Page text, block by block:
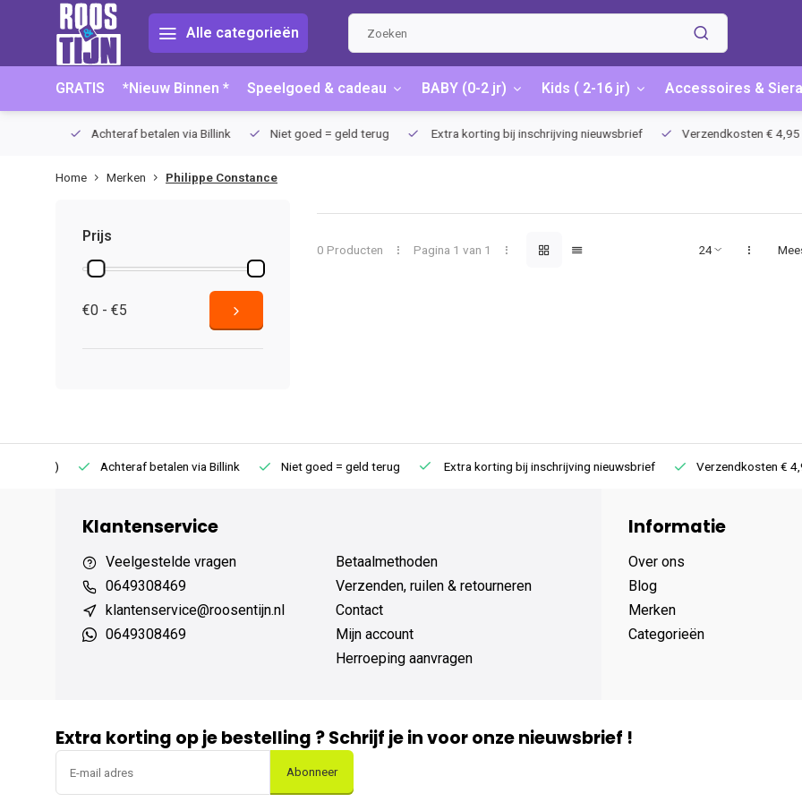
Alle categorieën
GRATIS *Nieuw Binnen * Speelgoed & cadeau BABY (0-2 jr) Kids ( 2-16 jr) Accessoires &
Achteraf betalen via Billink Niet goed = geld terug Extra korting bij inschrijving nieuwsbrief Verzendkosten € 4,95 /
Home Merken Philippe Constance
Prijs
€0 - €5
0 Producten Pagina 1 van 1
Achteraf betalen via Billink Niet goed = geld terug Extra korting bij inschrijving nieuwsbrief Verzendkosten € 4,95
Klantenservice
Veelgestelde vragen
0649308469
klantenservice@roosentijn.nl
0649308469
Betaalmethoden
Verzenden, ruilen & retourneren
Contact
Mijn account
Herroeping aanvragen
Informatie
Over ons
Blog
Merken
Categorieën
Extra korting op je bestelling ? Schrijf je in voor onze nieuwsbrief !
Abonneer